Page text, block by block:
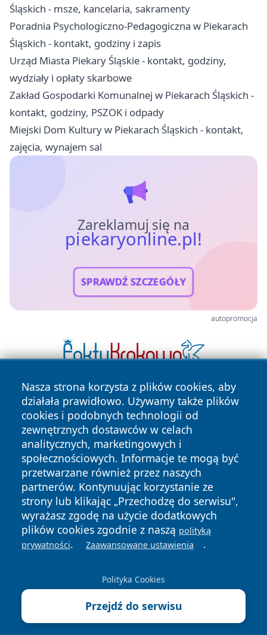
Śląskich - msze, kancelaria, sakramenty
Poradnia Psychologiczno-Pedagogiczna w Piekarach
Śląskich - kontakt, godziny i zapis
Urząd Miasta Piekary Śląskie - kontakt, godziny,
wydziały i opłaty skarbowe
Zakład Gospodarki Komunalnej w Piekarach Śląskich -
kontakt, godziny, PSZOK i odpady
Miejski Dom Kultury w Piekarach Śląskich - kontakt,
zajęcia, wynajem sal
Zareklamuj się na
piekaryonline.pl!
SPRAWDŹ SZCZEGÓŁY
autopromocja
Nasza strona korzysta z plików cookies, aby
działała prawidłowo. Używamy także plików
cookies i podobnych technologii od
zewnętrznych dostawców w celach
analitycznych, marketingowych i
społecznościowych. Informacje te mogą być
przetwarzane również przez naszych
partnerów. Kontynuując korzystanie ze
strony lub klikając „Przechodzę do serwisu",
wyrażasz zgodę na użycie dodatkowych
plików cookies zgodnie z naszą polityką
prywatności. Zaawansowane ustawienia .
Polityka Cookies
Przejdź do serwisu
Copyright © 2026 piekaryonline.pl Wszystkie prawa
zastrzeżone.
News Autorzy
Polityka
Prywatności
Polityka
Cookies